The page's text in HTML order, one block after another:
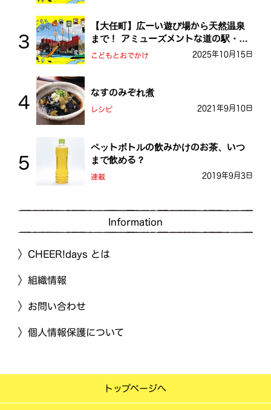
【大任町】広ーい遊び場から天然温泉
まで！ アミューズメントな道の駅・お
おとう桜街道
こどもとおでかけ 2025年10月15日
なすのみぞれ煮
レシピ 2021年9月10日
ペットボトルの飲みかけのお茶、いつ
まで飲める？
連載 2019年9月3日
Information
CHEER!days とは
組織情報
お問い合わせ
個人情報保護について
トップページへ